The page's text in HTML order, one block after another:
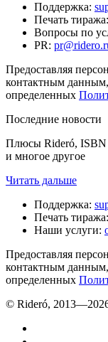
Поддержка:
Печать тиража:
Вопросы по
PR:
Предоставляя
контактным данным,
определенных
Последние новости
Плюсы Rideró, ISBN
и многое другое
Читать дальше
Поддержка:
Печать тиража:
Наши услуги:
Предоставляя
контактным данным,
определенных
© Rideró, 2013—